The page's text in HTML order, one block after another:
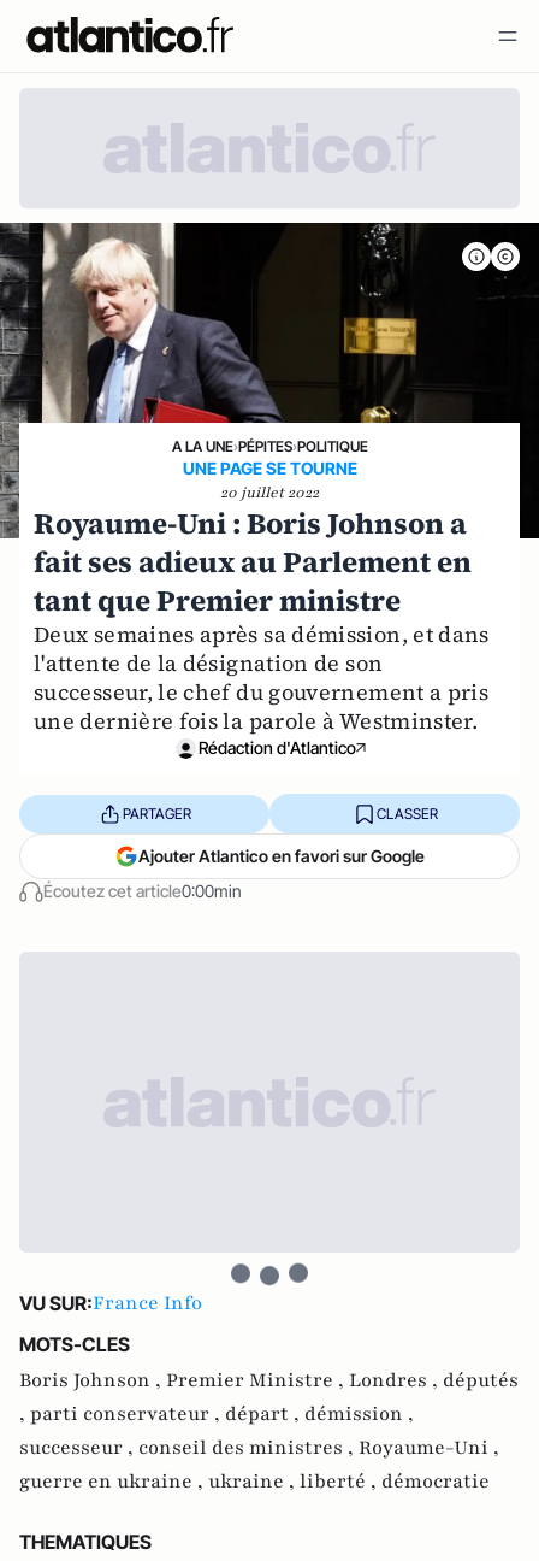
A LA UNE›PÉPITES›POLITIQUE
UNE PAGE SE TOURNE
20 juillet 2022
Royaume-Uni : Boris Johnson a
fait ses adieux au Parlement en
tant que Premier ministre
Deux semaines après sa démission, et dans
l'attente de la désignation de son
successeur, le chef du gouvernement a pris
une dernière fois la parole à Westminster.
Rédaction d'Atlantico
Écoutez cet article0:00min
PARTAGER CLASSER
Ajouter Atlantico en favori sur Google
VU SUR:France Info
MOTS-CLES
Boris Johnson , Premier Ministre , Londres , députés
, parti conservateur , départ , démission ,
successeur , conseil des ministres , Royaume-Uni ,
guerre en ukraine , ukraine , liberté , démocratie
THEMATIQUES